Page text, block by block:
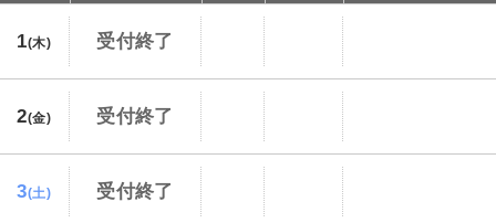
1(木) 受付終了
2(金) 受付終了
3(土) 受付終了